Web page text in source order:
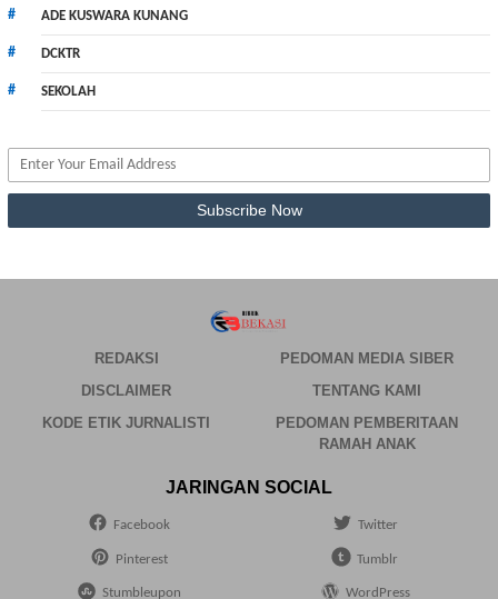
ADE KUSWARA KUNANG
DCKTR
SEKOLAH
REDAKSI
PEDOMAN MEDIA SIBER
DISCLAIMER
TENTANG KAMI
KODE ETIK JURNALISTI
PEDOMAN PEMBERITAAN
RAMAH ANAK
JARINGAN SOCIAL
Facebook Twitter
Pinterest Tumblr
Stumbleupon WordPress